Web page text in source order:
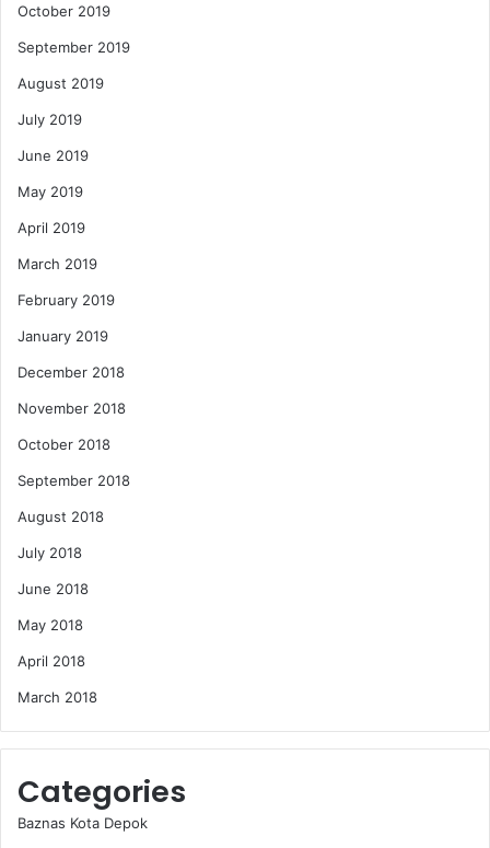
October 2019
September 2019
August 2019
July 2019
June 2019
May 2019
April 2019
March 2019
February 2019
January 2019
December 2018
November 2018
October 2018
September 2018
August 2018
July 2018
June 2018
May 2018
April 2018
March 2018
Categories
Baznas Kota Depok